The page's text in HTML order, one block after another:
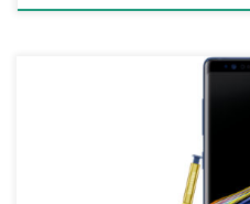
Neues Samsung Aushängeschild
Leistungsfähigkeit und Design
Premium-Smartphone Galaxy
Ausstattung begeistert es sowohl